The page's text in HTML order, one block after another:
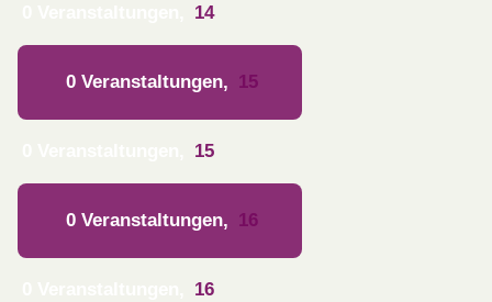
14
0 Veranstaltungen, 15
15
0 Veranstaltungen, 16
16